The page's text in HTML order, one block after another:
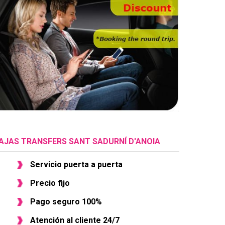
TRANSFERS SANT SADURNÍ D'ANOIA
Servicio puerta a puerta
Precio fijo
Pago seguro 100%
Atención al cliente 24/7